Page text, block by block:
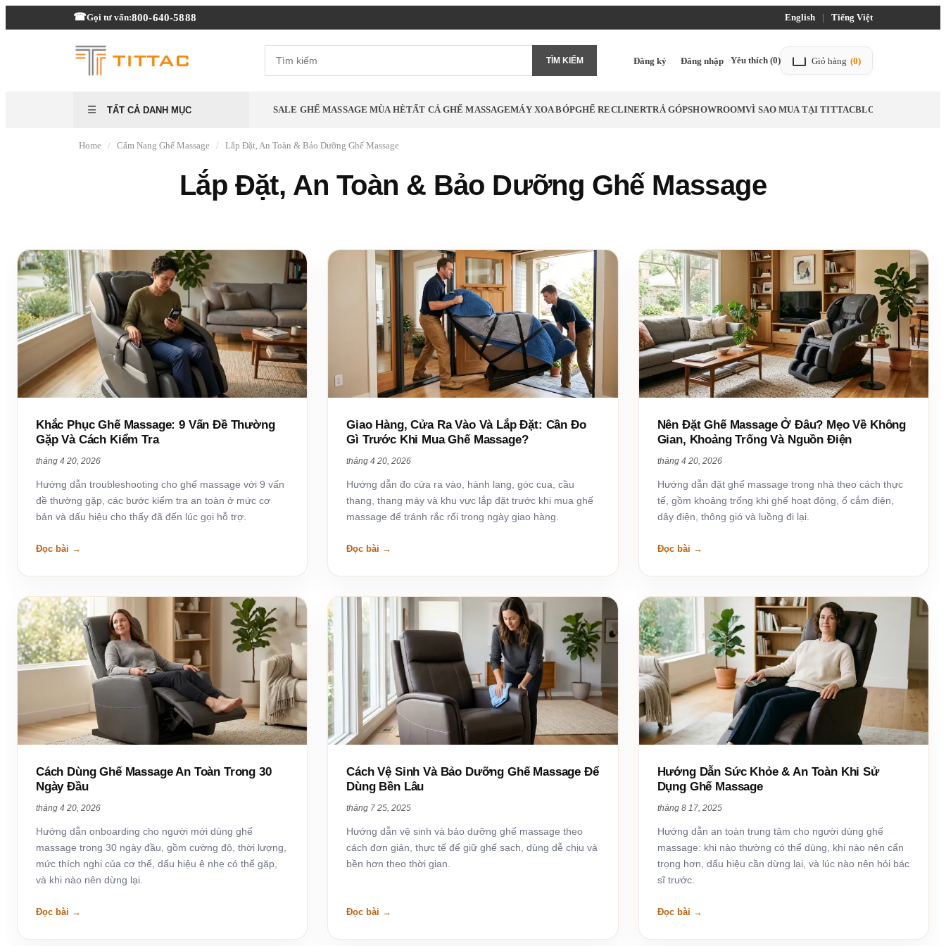
Gọi tư vấn:800-640-5888 English | Tiếng Việt
TÌM KIẾM Đăng ký Đăng nhập Yêu thích (0) Giỏ hàng (0)
TẤT CẢ DANH MỤC SALE GHẾ MASSAGE MÙA HÈTẤT CẢ GHẾ MASSAGEMÁY XOA BÓPGHẾ RECLINERTRẢ GÓPSHOWROOMVÌ SAO MUA TẠI TITTACBLOG
Home / Cẩm Nang Ghế Massage / Lắp Đặt, An Toàn & Bảo Dưỡng Ghế Massage
Lắp Đặt, An Toàn & Bảo Dưỡng Ghế Massage
Khắc Phục Ghế Massage: 9 Vấn Đề Thường
Gặp Và Cách Kiểm Tra
tháng 4 20, 2026
Hướng dẫn troubleshooting cho ghế massage với 9 vấn
đề thường gặp, các bước kiểm tra an toàn ở mức cơ
bản và dấu hiệu cho thấy đã đến lúc gọi hỗ trợ.
Đọc bài
Giao Hàng, Cửa Ra Vào Và Lắp Đặt: Cần Đo
Gì Trước Khi Mua Ghế Massage?
tháng 4 20, 2026
Hướng dẫn đo cửa ra vào, hành lang, góc cua, cầu
thang, thang máy và khu vực lắp đặt trước khi mua ghế
massage để tránh rắc rối trong ngày giao hàng.
Đọc bài
Nên Đặt Ghế Massage Ở Đâu? Mẹo Về Không
Gian, Khoảng Trống Và Nguồn Điện
tháng 4 20, 2026
Hướng dẫn đặt ghế massage trong nhà theo cách thực
tế, gồm khoảng trống khi ghế hoạt động, ổ cắm điện,
dây điện, thông gió và luồng đi lại.
Đọc bài
Cách Dùng Ghế Massage An Toàn Trong 30
Ngày Đầu
tháng 4 20, 2026
Hướng dẫn onboarding cho người mới dùng ghế
massage trong 30 ngày đầu, gồm cường độ, thời lượng,
mức thích nghi của cơ thể, dấu hiệu ê nhẹ có thể gặp,
và khi nào nên dừng lại.
Đọc bài
Cách Vệ Sinh Và Bảo Dưỡng Ghế Massage Để
Dùng Bền Lâu
tháng 7 25, 2025
Hướng dẫn vệ sinh và bảo dưỡng ghế massage theo
cách đơn giản, thực tế để giữ ghế sạch, dùng dễ chịu và
bền hơn theo thời gian.
Đọc bài
Hướng Dẫn Sức Khỏe & An Toàn Khi Sử
Dụng Ghế Massage
tháng 8 17, 2025
Hướng dẫn an toàn trung tâm cho người dùng ghế
massage: khi nào thường có thể dùng, khi nào nên cẩn
trọng hơn, dấu hiệu cần dừng lại, và lúc nào nên hỏi bác
sĩ trước.
Đọc bài